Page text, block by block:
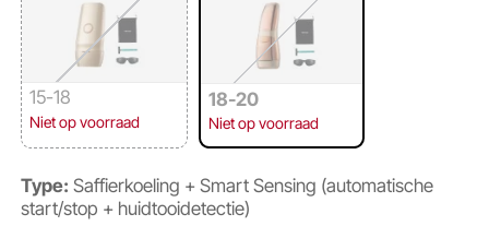
15-18
Niet op voorraad
18-20
Niet op voorraad
Type: Saffierkoeling + Smart Sensing (automatische
start/stop + huidtooidetectie)